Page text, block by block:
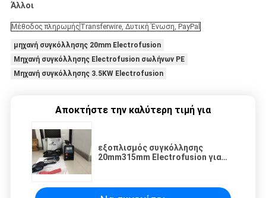
Άλλοι
Μέθοδος πληρωμής Transferwire, Δυτική Ένωση, PayPal
μηχανή συγκόλλησης 20mm Electrofusion
Μηχανή συγκόλλησης Electrofusion σωλήνων PE
Μηχανή συγκόλλησης 3.5KW Electrofusion
Αποκτήστε την καλύτερη τιμή για
εξοπλισμός συγκόλλησης
20mm315mm Electrofusion για